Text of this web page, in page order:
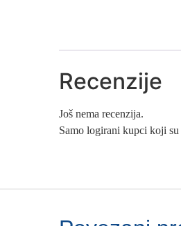
Recenzije
Još nema recenzija.
Samo logirani kupci koji